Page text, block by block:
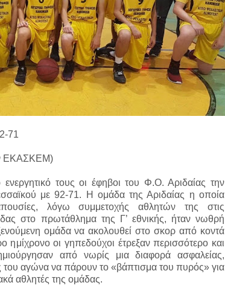
71
ΕΚΑΣΚΕΜ)
τους οι έφηβοι του Φ.Ο. Αριδαίας την
με 92-71. Η ομάδα της Αριδαίας η οποία
λόγω συμμετοχής αθλητών της στις
στο πρωτάθλημα της Γ’ εθνικής, ήταν νωθρή
ομάδα να ακολουθεί στο σκορ από κοντά
ημίχρονο οι γηπεδούχοι έτρεξαν περισσότερο και
από νωρίς μια διαφορά ασφαλείας,
του αγώνα να πάρουν το «βάπτισμα του πυρός» για
αθλητές της ομάδας.